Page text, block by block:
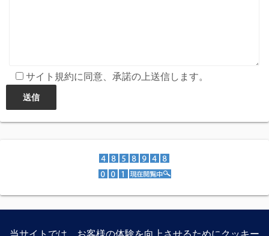
サイト規約に同意、承諾の上送信します。